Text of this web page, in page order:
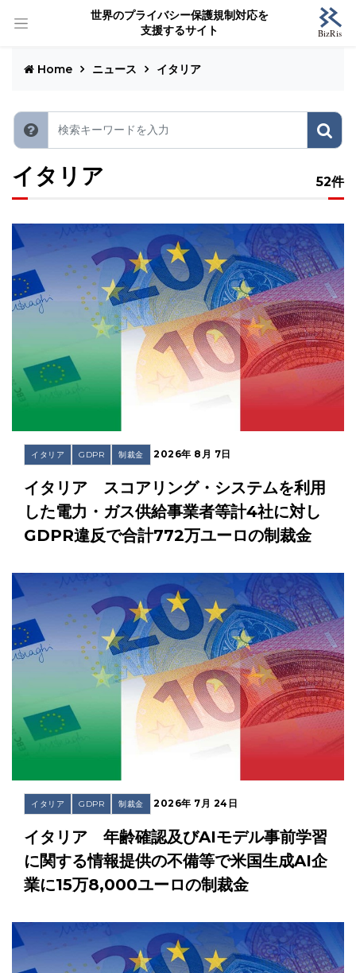
世界のプライバシー保護規制対応を
支援するサイト
Home ニュース イタリア
イタリア 52件
イタリア GDPR 制裁金 2026年 8月 7日
イタリア スコアリング・システムを利用
した電力・ガス供給事業者等計4社に対し
GDPR違反で合計772万ユーロの制裁金
イタリア GDPR 制裁金 2026年 7月 24日
イタリア 年齢確認及びAIモデル事前学習
に関する情報提供の不備等で米国生成AI企
業に15万8,000ユーロの制裁金